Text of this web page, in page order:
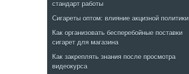
стандарт работы
Сигареты оптом: влияние акцизной политики
Как организовать бесперебойные поставки
сигарет для магазина
Как закреплять знания после просмотра
видеокурса